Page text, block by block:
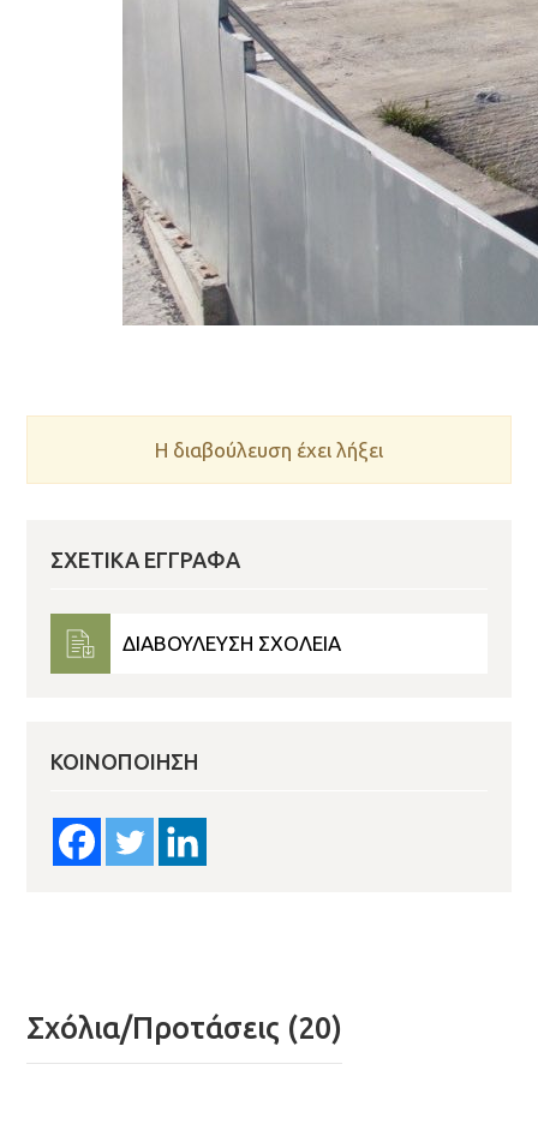
Η διαβούλευση έχει λήξει
ΣΧΕΤΙΚΆ ΈΓΓΡΑΦΑ
ΔΙΑΒΟΥΛΕΥΣΗ ΣΧΟΛΕΙΑ
ΚΟΙΝΟΠΟΊΗΣΗ
Σχόλια/Προτάσεις (20)